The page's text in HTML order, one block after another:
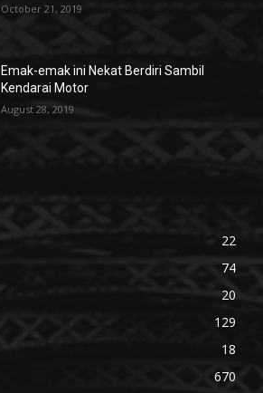
October 21, 2019
Emak-emak ini Nekat Berdiri Sambil
Kendarai Motor
August 28, 2019
22
74
20
129
18
670